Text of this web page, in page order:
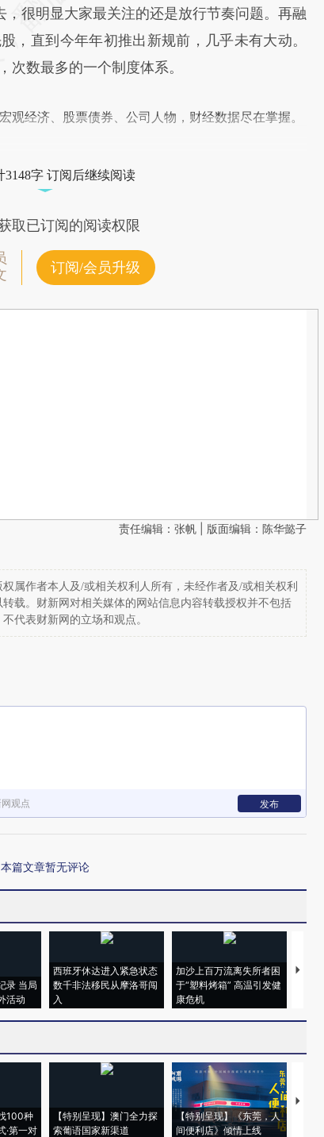
很明显大家最关注的还是放行节奏问题。再融
，直到今年年初推出新规前，几乎未有大动。
次数最多的一个制度体系。
观经济、股票债券、公司人物，财经数据尽在掌握。
3148字 订阅后继续阅读
取已订阅的阅读权限
订阅/会员升级
责任编辑：张帆 | 版面编辑：陈华懿子
属作者本人及/或相关权利人所有，未经作者及/或相关权利
载。财新网对相关媒体的网站信息内容转载授权并不包括
代表财新网的立场和观点。
观点 发布
本篇文章暂无评论
录 当局
活动
西班牙休达进入紧急状态
数千非法移民从摩洛哥闯
入
加沙上百万流离失所者困
于“塑料烤箱” 高温引发健
康危机
视线
100种
·第一对
【特别呈现】澳门全力探
索葡语国家新渠道
【特别呈现】《东莞，人
间便利店》倾情上线
【推